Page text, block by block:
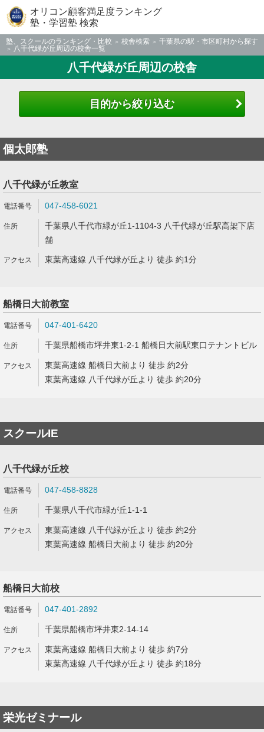
オリコン顧客満足度ランキング
塾・学習塾 検索
塾、スクールのランキング・比較 校舎検索
千葉県の駅・市区町村から探す
八千代緑が丘周辺の校舎一覧
八千代緑が丘周辺の校舎
目的から絞り込む
個太郎塾
八千代緑が丘教室
047-458-6021
千葉県八千代市緑が丘1-1104-3 八千代緑が丘駅高架下店
舗
東葉高速線 八千代緑が丘より 徒歩 約1分
船橋日大前教室
047-401-6420
千葉県船橋市坪井東1-2-1 船橋日大前駅東口テナントビル
東葉高速線 船橋日大前より 徒歩 約2分
東葉高速線 八千代緑が丘より 徒歩 約20分
スクールIE
八千代緑が丘校
047-458-8828
千葉県八千代市緑が丘1-1-1
東葉高速線 八千代緑が丘より 徒歩 約2分
東葉高速線 船橋日大前より 徒歩 約20分
船橋日大前校
047-401-2892
千葉県船橋市坪井東2-14-14
東葉高速線 船橋日大前より 徒歩 約7分
東葉高速線 八千代緑が丘より 徒歩 約18分
栄光ゼミナール